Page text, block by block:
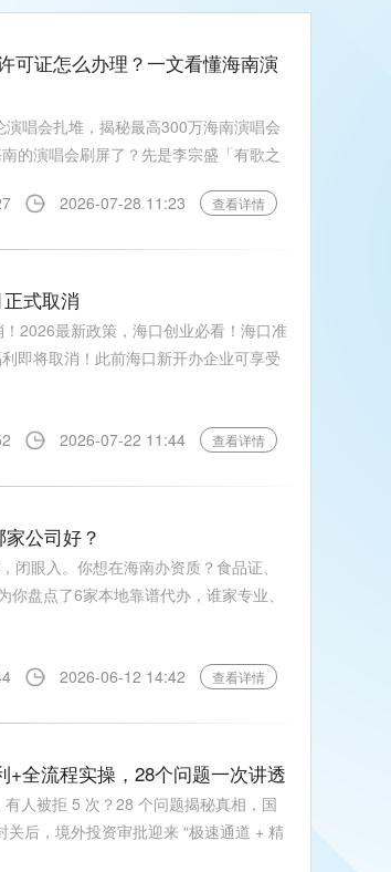
可证怎么办理？一文看懂海南演
唱会扎堆，揭秘最高300万海南演唱会
的演唱会刷屏了？先是李宗盛「有歌之
2026-07-28 11:23 查看详情
式取消
2026最新政策，海口创业必看！海口准
即将取消！此前海口新开办企业可享受
2026-07-22 11:44 查看详情
公司好？
眼入。你想在海南办资质？食品证、
盘点了6家本地靠谱代办，谁家专业、
2026-06-12 14:42 查看详情
全流程实操，28个问题一次讲透
人被拒 5 次？28 个问题揭秘真相，国
后，境外投资审批迎来 “极速通道 + 精